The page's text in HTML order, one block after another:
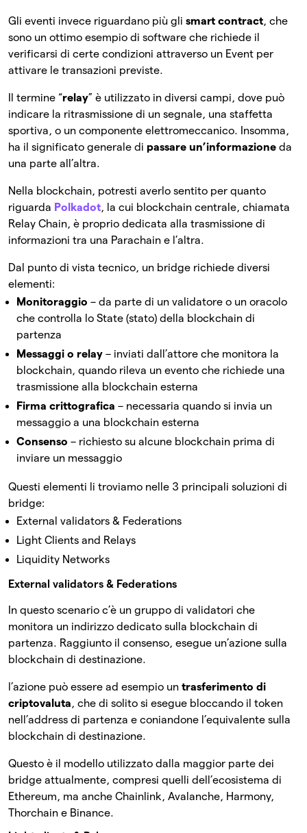
Gli eventi invece riguardano più gli smart contract, che
sono un ottimo esempio di software che richiede il
verificarsi di certe condizioni attraverso un Event per
attivare le transazioni previste.
Il termine “relay” è utilizzato in diversi campi, dove può
indicare la ritrasmissione di un segnale, una staffetta
sportiva, o un componente elettromeccanico. Insomma,
ha il significato generale di passare un’informazione da
una parte all’altra.
Nella blockchain, potresti averlo sentito per quanto
riguarda Polkadot, la cui blockchain centrale, chiamata
Relay Chain, è proprio dedicata alla trasmissione di
informazioni tra una Parachain e l’altra.
Dal punto di vista tecnico, un bridge richiede diversi
elementi:
Monitoraggio – da parte di un validatore o un oracolo
che controlla lo State (stato) della blockchain di
partenza
Messaggi o relay – inviati dall’attore che monitora la
blockchain, quando rileva un evento che richiede una
trasmissione alla blockchain esterna
Firma crittografica – necessaria quando si invia un
messaggio a una blockchain esterna
Consenso – richiesto su alcune blockchain prima di
inviare un messaggio
Questi elementi li troviamo nelle 3 principali soluzioni di
bridge:
External validators & Federations
Light Clients and Relays
Liquidity Networks
External validators & Federations
In questo scenario c’è un gruppo di validatori che
monitora un indirizzo dedicato sulla blockchain di
partenza. Raggiunto il consenso, esegue un’azione sulla
blockchain di destinazione.
l’azione può essere ad esempio un trasferimento di
criptovaluta, che di solito si esegue bloccando il token
nell’address di partenza e coniandone l’equivalente sulla
blockchain di destinazione.
Questo è il modello utilizzato dalla maggior parte dei
bridge attualmente, compresi quelli dell’ecosistema di
Ethereum, ma anche Chainlink, Avalanche, Harmony,
Thorchain e Binance.